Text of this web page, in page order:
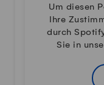
Um diesen
Ihre
durch
Sie in